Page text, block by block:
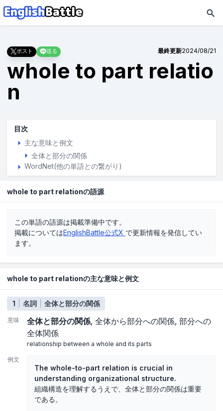
ポスト 送る 最終更新2024/08/21
whole to part relatio
n
目次
主な意味と例文
全体と部分の関係
WordNet(他の単語との繋がり)
whole to part relationの語源
この単語の語源は掲載準備中です。
掲載についてはEnglishBattle公式X で更新情報を発信してい
ます。
whole to part relationの主な意味と例文
1 名詞 全体と部分の関係
意味 全体と部分の関係 全体から部分への関係 部分への
全体関係
relationship between a whole and its parts
例文
The whole-to-part relation is crucial in
understanding organizational structure.
組織構造を理解するうえで、全体と部分の関係は重要
である。